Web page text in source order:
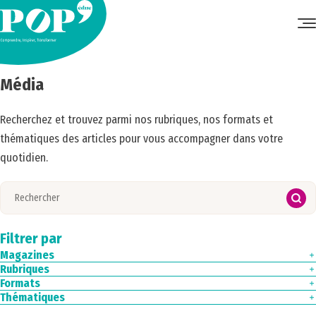
Filtrer par
Magazines
Magazine N°1
Magazine n°2
Magazine n°3
Magazine N°4
Rubriques
Edito
Exclu web
Ici & Ailleurs
Formats
Article
Thématiques
Média
Recherchez et trouvez parmi nos rubriques, nos formats et
thématiques des articles pour vous accompagner dans votre
quotidien.